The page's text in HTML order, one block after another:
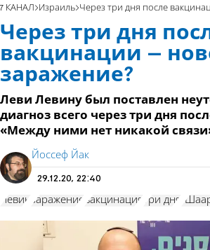
7 КАНАЛ Израиль Через три дня после вакцинации –
Через три дня
вакцинации –
заражение?
Леви Левину был поставлен
диагноз всего через три дня
«Между ними нет никакой
Йоссеф Йак
29.12.20, 22:40
Левин заражение вакцинация три дня